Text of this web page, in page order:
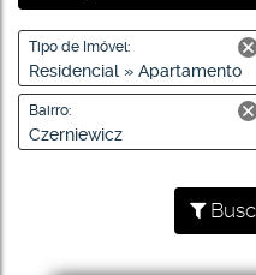
Tipo de Imóvel:
Residencial » Apartamento
Bairro:
Czerniewicz